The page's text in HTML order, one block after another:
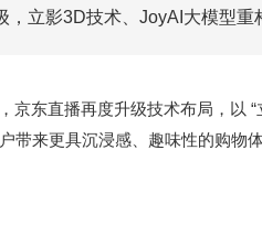
，立影3D技术、JoyAI大模型
京东直播再度升级技术布局，以 “
带来更具沉浸感、趣味性的购物